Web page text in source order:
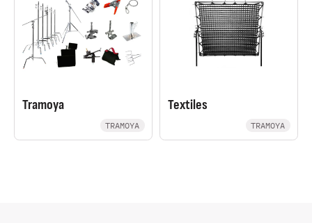
Tramoya
TRAMOYA
Textiles
TRAMOYA